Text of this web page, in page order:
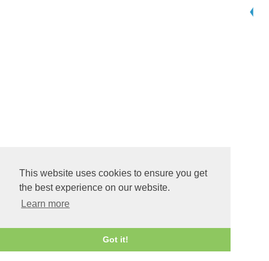
This website uses cookies to ensure you get
the best experience on our website.
Learn more
Got it!